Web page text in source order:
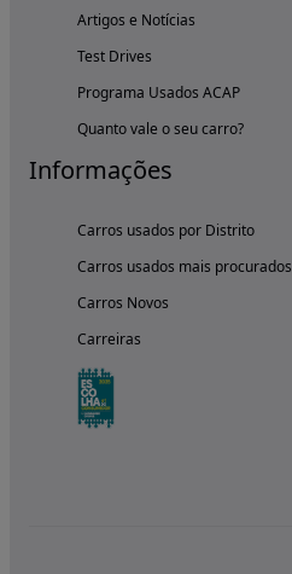
Artigos e Notícias
Test Drives
Programa Usados ACAP
Quanto vale o seu carro?
Informações
Carros usados por Distrito
Carros usados mais procurados
Carros Novos
Carreiras